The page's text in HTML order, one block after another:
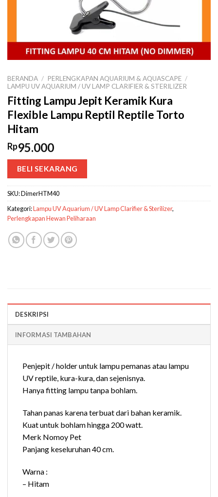
BERANDA / PERLENGKAPAN AQUARIUM & AQUASCAPE /
LAMPU UV AQUARIUM / UV LAMP CLARIFIER & STERILIZER
Fitting Lampu Jepit Keramik Kura
Flexible Lampu Reptil Reptile Torto
Hitam
Rp95.000
BELI SEKARANG
SKU:DimerHTM40
Kategori:Lampu UV Aquarium / UV Lamp Clarifier & Sterilizer,
Perlengkapan Hewan Peliharaan
DESKRIPSI
INFORMASI TAMBAHAN
Penjepit / holder untuk lampu pemanas atau lampu
UV reptile, kura-kura, dan sejenisnya.
Hanya fitting lampu tanpa bohlam.
Tahan panas karena terbuat dari bahan keramik.
Kuat untuk bohlam hingga 200 watt.
Merk Nomoy Pet
Panjang keseluruhan 40 cm.
Warna :
– Hitam